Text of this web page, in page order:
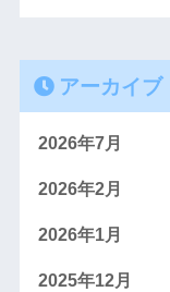
アーカイブ
2026年7月
2026年2月
2026年1月
2025年12月